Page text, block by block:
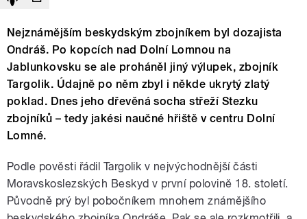
Nejznámějším beskydským zbojníkem byl dozajista
Ondráš. Po kopcích nad Dolní Lomnou na
Jablunkovsku se ale proháněl jiný výlupek, zbojník
Targolik. Údajně po něm zbyl i někde ukrytý zlatý
poklad. Dnes jeho dřevěná socha střeží Stezku
zbojníků – tedy jakési naučné hřiště v centru Dolní
Lomné.
Podle pověsti řádil Targolik v nejvýchodnější části
Moravskoslezských Beskyd v první polovině 18. století.
Původně prý byl pobočníkem mnohem známějšího